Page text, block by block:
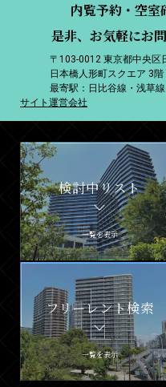
内覧予約・空室
是非、お気軽にお
〒103-0012 東京都中央区
日本橋人形町スクエア 3階
最寄駅：日比谷線・浅草
サイト運営会社
検討中リスト
一覧を表示
フリーレント検索
一覧を表示